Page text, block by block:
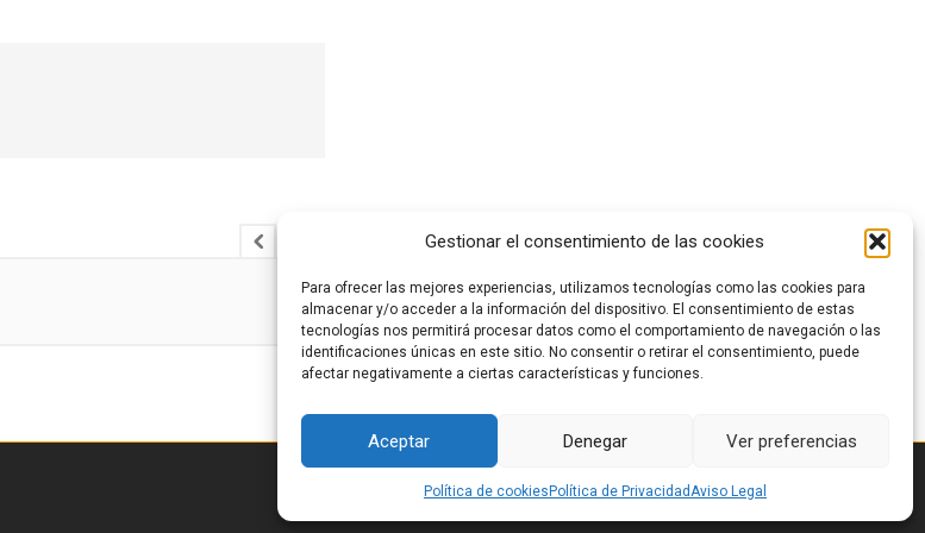
Gestionar el consentimiento de las cookies
Para ofrecer las mejores experiencias, utilizamos tecnologías como las cookies para
almacenar y/o acceder a la información del dispositivo. El consentimiento de estas
tecnologías nos permitirá procesar datos como el comportamiento de navegación o las
identificaciones únicas en este sitio. No consentir o retirar el consentimiento, puede
afectar negativamente a ciertas características y funciones.
Aceptar Denegar Ver preferencias
Política de cookies Política de PrivacidadAviso Legal